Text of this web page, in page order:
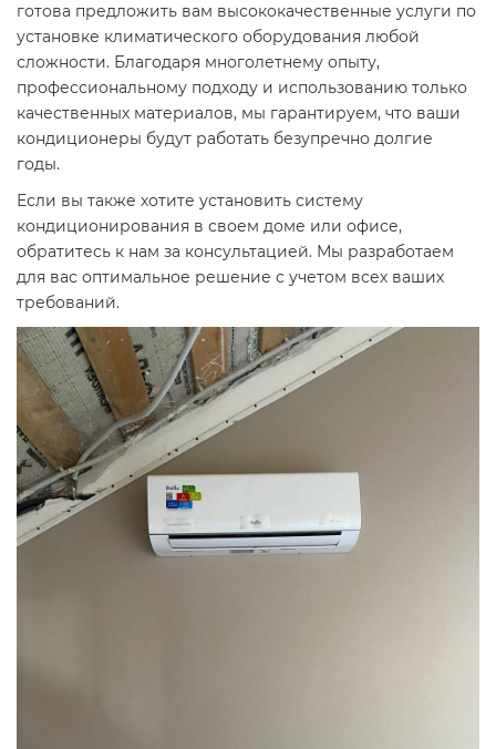
готова предложить вам высококачественные услуги по
установке климатического оборудования любой
сложности. Благодаря многолетнему опыту,
профессиональному подходу и использованию только
качественных материалов, мы гарантируем, что ваши
кондиционеры будут работать безупречно долгие
годы.
Если вы также хотите установить систему
кондиционирования в своем доме или офисе,
обратитесь к нам за консультацией. Мы разработаем
для вас оптимальное решение с учетом всех ваших
требований.